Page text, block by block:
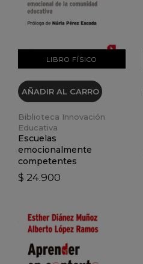
LIBRO FÍSICO
AÑADIR AL CARRO
Biblioteca Innovación
Educativa
Escuelas
emocionalmente
competentes
$ 24.900